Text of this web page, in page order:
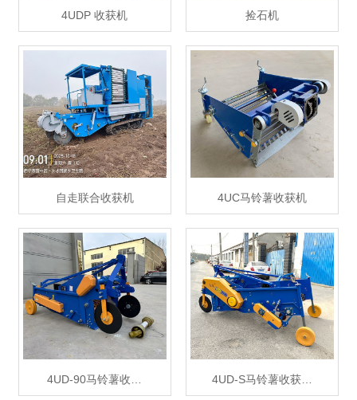
4UDP 收获机 捡石机
自走联合收获机 4UC马铃薯收获机
4UD-90马铃薯收… 4UD-S马铃薯收获…